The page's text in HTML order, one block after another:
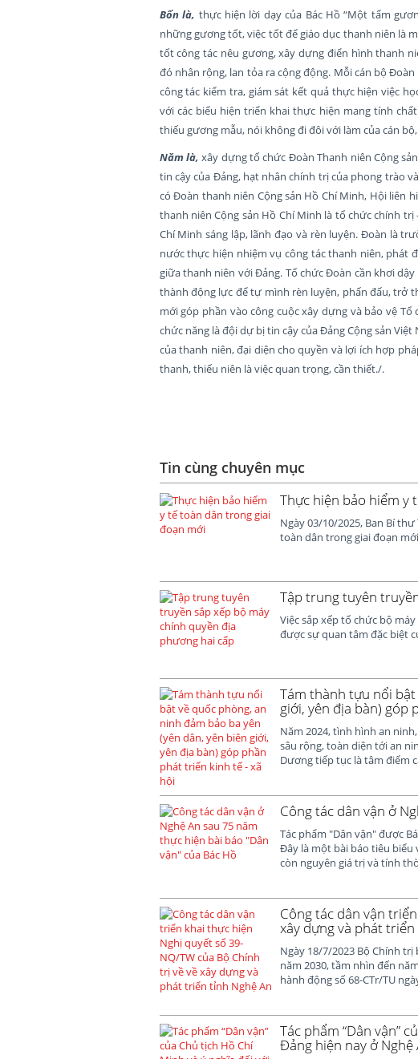
Bốn là, thực hiện lời dạy của Bác Hồ “Một tấm
những gương tốt, việc tốt để giáo dục thanh niên là
tốt công tác nêu gương, xây dựng điển hình thanh
đó nhân rộng, lan tỏa ra cộng động. Mỗi cán bộ
công tác kiểm tra, giám sát kết quả thực hiện việc
với các biểu hiện triển khai thực hiện mang tính
thiếu gương mẫu, nói không đi đôi với làm của cán
Năm là,xây dựng tổ chức Đoàn Thanh niên Cộng
tin cậy của Đảng, hạt nhân chính trị của phong trào
có Đoàn thanh niên Cộng sản Hồ Chí Minh, Hội liên
thanh niên Cộng sản Hồ Chí Minh là tổ chức chính
Chí Minh sáng lập, lãnh đạo và rèn luyện. Đoàn là
nước thực hiện nhiệm vụ công tác thanh niên, phát
giữa thanh niên với Đảng. Tổ chức Đoàn cần khơi
thành động lực để tự mình rèn luyện, phấn đấu, trở
mới góp phần vào công cuộc xây dựng và bảo vệ
chức năng là đội dự bị tin cậy của Đảng Cộng sản
của thanh niên, đại diện cho quyền và lợi ích hợp
thanh, thiếu niên là việc quan trọng, cần thiết./.
Tin cùng chuyên mục
Thực hiện bảo hiểm y
Ngày 03/10/2025, Ban Bí
toàn dân trong giai đoạn
Tập trung tuyên
Việc sắp xếp tổ chức bộ
được sự quan tâm đặc biệt
Tám thành tựu nổi
giới, yên địa bàn) góp
Năm 2024, tình hình an
sâu rộng, toàn diện tới an
Dương tiếp tục là tâm điểm
Công tác dân vận ở
Tác phẩm "Dân vận" được
Đây là một bài báo tiêu biểu
còn nguyên giá trị và tính
Công tác dân vận
xây dựng và phát
Ngày 18/7/2023 Bộ Chính
năm 2030, tầm nhìn đến
hành động số 68-CTr/TU
Tác phẩm “Dân vận”
Đảng hiện nay ở Nghệ